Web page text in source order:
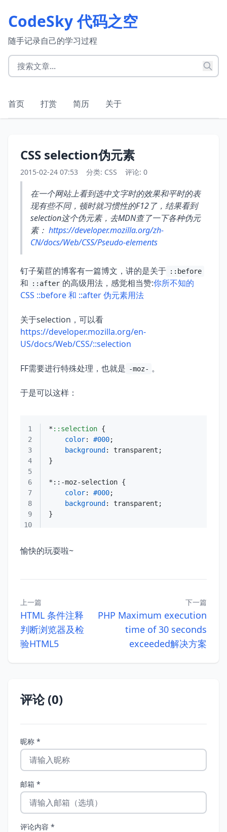
CodeSky 代码之空
随手记录自己的学习过程
首页 打赏 简历 关于
CSS selection伪元素
2015-02-24 07:53 分类: CSS 评论: 0
在一个网站上看到选中文字时的效果和平时的表
现有些不同，顿时就习惯性的F12了，结果看到
selection这个伪元素，去MDN查了一下各种伪元
素： https://developer.mozilla.org/zh-
CN/docs/Web/CSS/Pseudo-elements
钉子菊苣的博客有一篇博文，讲的是关于 ::before
和 ::after 的高级用法，感觉相当赞:你所不知的
CSS ::before 和 ::after 伪元素用法
关于selection，可以看
https://developer.mozilla.org/en-
US/docs/Web/CSS/::selection
FF需要进行特殊处理，也就是 -moz- 。
于是可以这样：
1 * ::selection
2
color: #000
3
background
4
5
6
7
color: #000
8
background
9
10
愉快的玩耍啦~
上一篇
HTML 条件注释
判断浏览器及检
验HTML5
下一篇
PHP Maximum execution
time of 30 seconds
exceeded解决方案
评论 (0)
昵称 *
邮箱 *
评论内容 *